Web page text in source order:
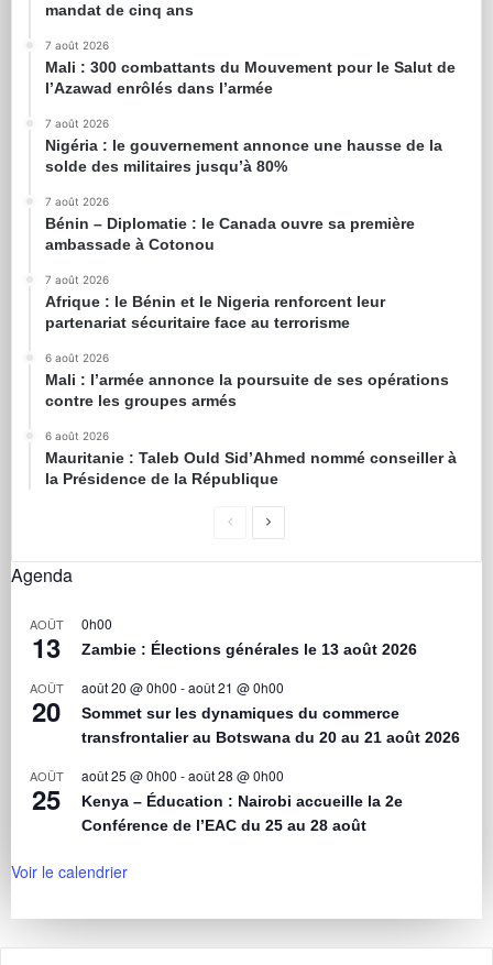
mandat de cinq ans
7 août 2026
Mali : 300 combattants du Mouvement pour le Salut de
l’Azawad enrôlés dans l’armée
7 août 2026
Nigéria : le gouvernement annonce une hausse de la
solde des militaires jusqu’à 80%
7 août 2026
Bénin – Diplomatie : le Canada ouvre sa première
ambassade à Cotonou
7 août 2026
Afrique : le Bénin et le Nigeria renforcent leur
partenariat sécuritaire face au terrorisme
6 août 2026
Mali : l’armée annonce la poursuite de ses opérations
contre les groupes armés
6 août 2026
Mauritanie : Taleb Ould Sid’Ahmed nommé conseiller à
la Présidence de la République
Agenda
AOÛT
13
0h00
Zambie : Élections générales le 13 août 2026
AOÛT
20
août 20 @ 0h00 -août 21 @ 0h00
Sommet sur les dynamiques du commerce
transfrontalier au Botswana du 20 au 21 août 2026
AOÛT
25
août 25 @ 0h00 -août 28 @ 0h00
Kenya – Éducation : Nairobi accueille la 2e
Conférence de l’EAC du 25 au 28 août
Voir le calendrier